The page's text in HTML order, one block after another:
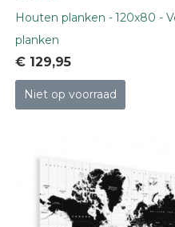
Houten planken - 120x80 -
planken
€ 129,95
Niet op voorraad